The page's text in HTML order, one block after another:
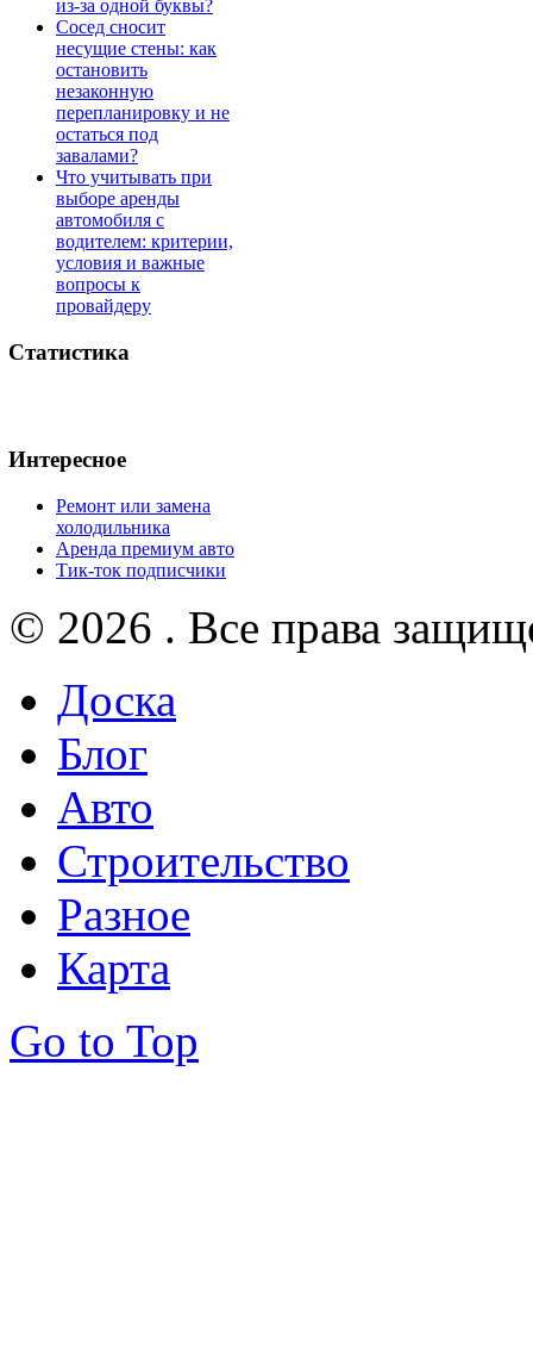
из-за одной буквы?
Сосед сносит
несущие стены: как
остановить
незаконную
перепланировку и не
остаться под
завалами?
Что учитывать при
выборе аренды
автомобиля с
водителем: критерии,
условия и важные
вопросы к
провайдеру
Статистика
Интересное
Ремонт или замена
холодильника
Аренда премиум авто
Тик-ток подписчики
© 2026 . Все права
Доска
Блог
Авто
Строительство
Разное
Карта
Go to Top